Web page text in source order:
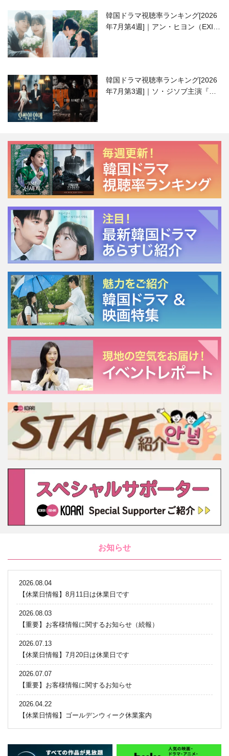
韓国ドラマ視聴率ランキング[2026
年7月第4週]｜アン・ヒヨン（EXID
韓国ドラマ視聴率ランキング[2026
年7月第3週]｜ソ・ジソブ主演『エ
お知らせ
2026.08.04
【休業日情報】8月11日は休業日です
2026.08.03
【重要】お客様情報に関するお知らせ（続報）
2026.07.13
【休業日情報】7月20日は休業日です
2026.07.07
【重要】お客様情報に関するお知らせ
2026.04.22
【休業日情報】ゴールデンウィーク休業案内